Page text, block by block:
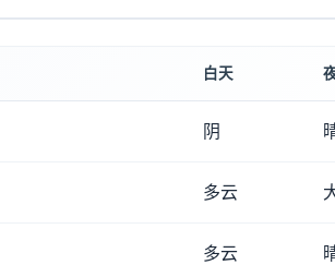
白天
阴
多云
多云